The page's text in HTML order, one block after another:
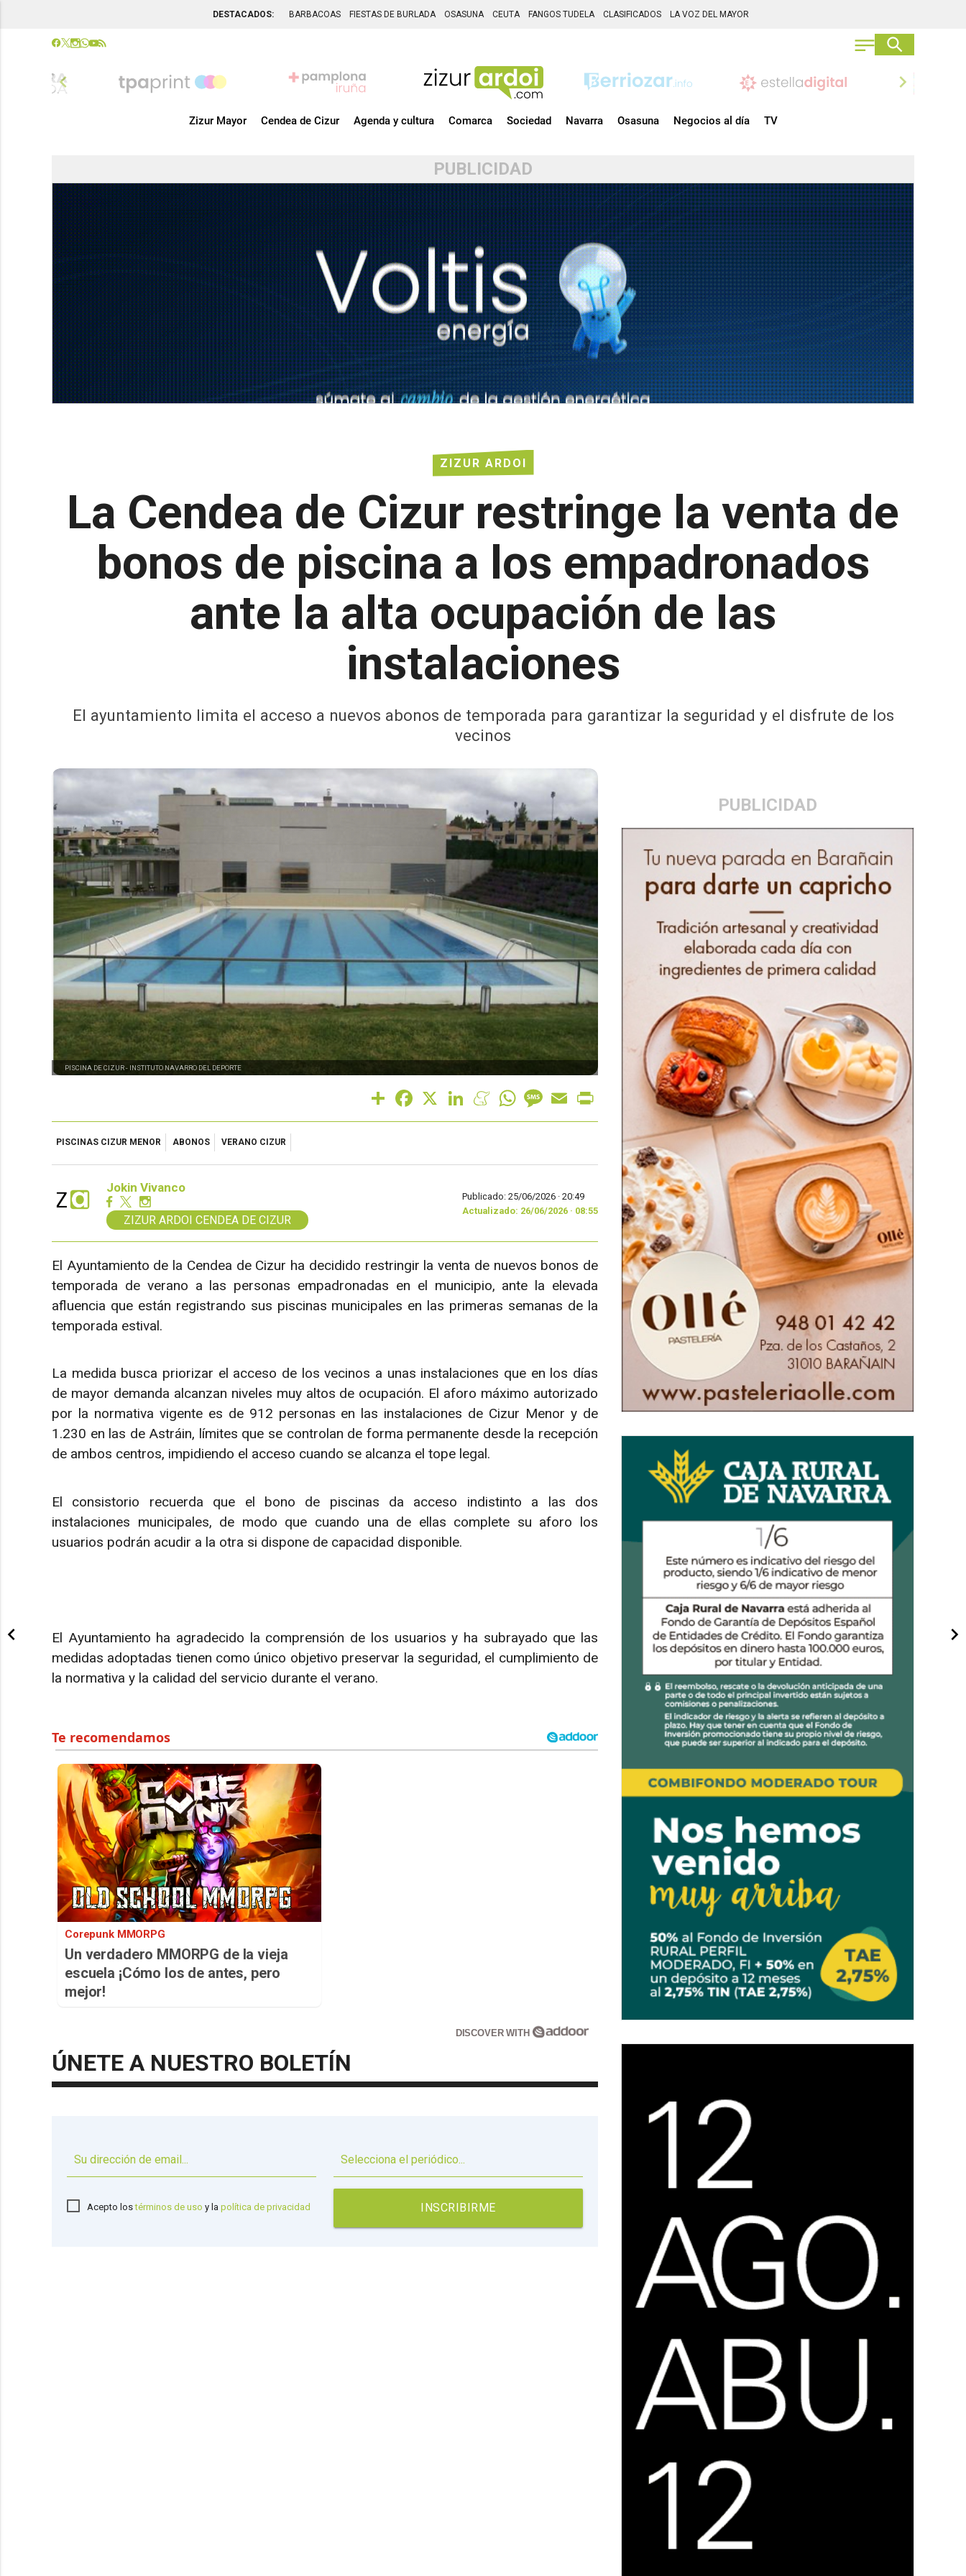
DESTACADOS: BARBACOAS FIESTAS DE BURLADA OSASUNA CEUTA FANGOS TUDELA CLASIFICADOS LA VOZ DEL MAYOR
chevron_left chevron_right
Zizur Mayor Cendea de Cizur Agenda y cultura Comarca Sociedad Navarra Osasuna Negocios al día TV
PUBLICIDAD
ZIZUR ARDOI
La Cendea de Cizur restringe la venta de
bonos de piscina a los empadronados
ante la alta ocupación de las
instalaciones
El ayuntamiento limita el acceso a nuevos abonos de temporada para garantizar la seguridad y el disfrute de los
vecinos
PUBLICIDAD
PISCINA DE CIZUR - INSTITUTO NAVARRO DEL DEPORTE
Share Facebook LinkedInMeneameWhatsAppMessage
Email
PISCINAS CIZUR MENOR ABONOS VERANO CIZUR
Jokin Vivanco
ZIZUR ARDOI CENDEA DE CIZUR
Publicado: 25/06/2026 · 20:49
Actualizado: 26/06/2026 · 08:55
El Ayuntamiento de la Cendea de Cizur ha decidido restringir la venta de nuevos bonos de
temporada de verano a las personas empadronadas en el municipio, ante la elevada
afluencia que están registrando sus piscinas municipales en las primeras semanas de la
temporada estival.
La medida busca priorizar el acceso de los vecinos a unas instalaciones que en los días
de mayor demanda alcanzan niveles muy altos de ocupación. El aforo máximo autorizado
por la normativa vigente es de 912 personas en las instalaciones de Cizur Menor y de
1.230 en las de Astráin, límites que se controlan de forma permanente desde la recepción
de ambos centros, impidiendo el acceso cuando se alcanza el tope legal.
El consistorio recuerda que el bono de piscinas da acceso indistinto a las dos
instalaciones municipales, de modo que cuando una de ellas complete su aforo los
usuarios podrán acudir a la otra si dispone de capacidad disponible.
El Ayuntamiento ha agradecido la comprensión de los usuarios y ha subrayado que las
medidas adoptadas tienen como único objetivo preservar la seguridad, el cumplimiento de
la normativa y la calidad del servicio durante el verano.
Corepunk MMORPG
Un verdadero MMORPG de la vieja
escuela ¡Cómo los de antes, pero
mejor!
DISCOVER WITH
ÚNETE A NUESTRO BOLETÍN
Acepto lostérminos de uso y la política de privacidad INSCRIBIRME